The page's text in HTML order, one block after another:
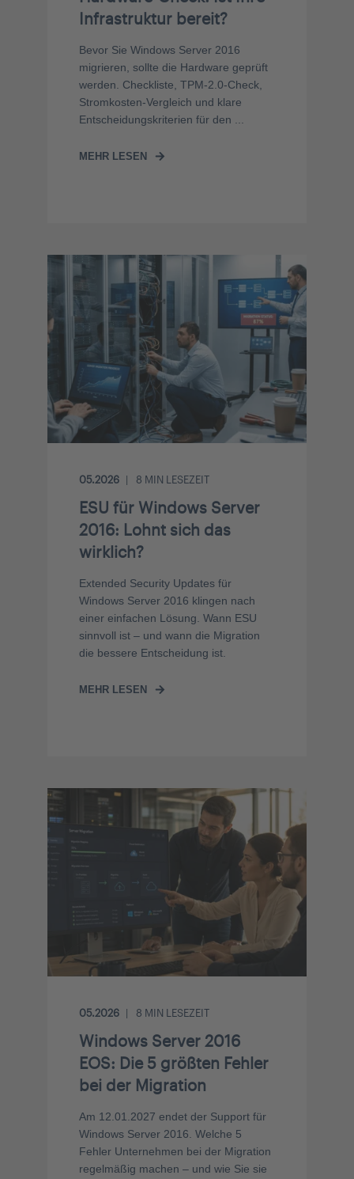
Infrastruktur bereit?
Bevor Sie Windows Server 2016
migrieren, sollte die Hardware geprüft
werden. Checkliste, TPM-2.0-Check,
Stromkosten-Vergleich und klare
Entscheidungskriterien für den ...
MEHR LESEN
05.2026 8 MIN LESEZEIT
ESU für Windows Server
2016: Lohnt sich das
wirklich?
Extended Security Updates für
Windows Server 2016 klingen nach
einer einfachen Lösung. Wann ESU
sinnvoll ist – und wann die Migration
die bessere Entscheidung ist.
MEHR LESEN
05.2026 8 MIN LESEZEIT
Windows Server 2016
EOS: Die 5 größten Fehler
bei der Migration
Am 12.01.2027 endet der Support für
Windows Server 2016. Welche 5
Fehler Unternehmen bei der Migration
regelmäßig machen – und wie Sie sie